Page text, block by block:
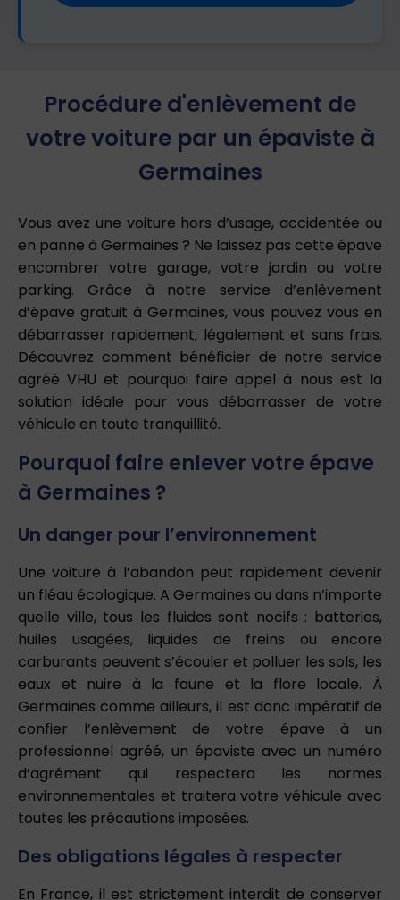
Procédure d'enlèvement de
votre voiture par un épaviste à
Germaines
Vous avez une voiture hors d’usage, accidentée ou
en panne à Germaines ? Ne laissez pas cette épave
encombrer votre garage, votre jardin ou votre
parking. Grâce à notre service d’enlèvement
d’épave gratuit à Germaines, vous pouvez vous en
débarrasser rapidement, légalement et sans frais.
Découvrez comment bénéficier de notre service
agréé VHU et pourquoi faire appel à nous est la
solution idéale pour vous débarrasser de votre
véhicule en toute tranquillité.
Pourquoi faire enlever votre épave
à Germaines ?
Un danger pour l’environnement
Une voiture à l’abandon peut rapidement devenir
un fléau écologique. A Germaines ou dans n’importe
quelle ville, tous les fluides sont nocifs : batteries,
huiles usagées, liquides de freins ou encore
carburants peuvent s’écouler et polluer les sols, les
eaux et nuire à la faune et la flore locale. À
Germaines comme ailleurs, il est donc impératif de
confier l’enlèvement de votre épave à un
professionnel agréé, un épaviste avec un numéro
d’agrément qui respectera les normes
environnementales et traitera votre véhicule avec
toutes les précautions imposées.
Des obligations légales à respecter
En France, il est strictement interdit de conserver